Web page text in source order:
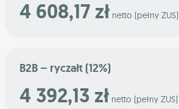
4 608,17 zł netto (pełny ZUS)
B2B – ryczałt (12%)
4 392,13 zł netto (pełny ZUS)